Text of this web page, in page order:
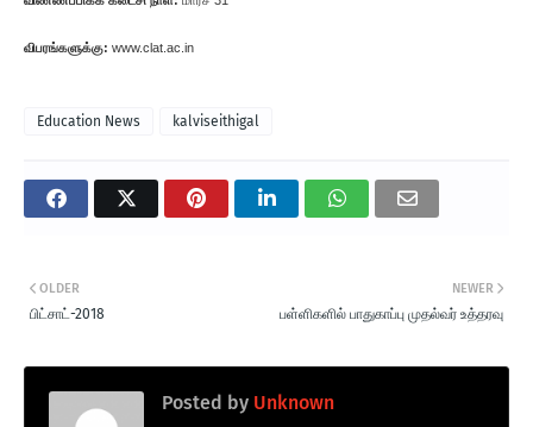
விபரங்களுக்கு: www.clat.ac.in
Education News kalviseithigal
NEWER
பள்ளிகளில் பாதுகாப்பு முதல்வர் உத்தரவு
OLDER
பிட்சாட்-2018
Posted by Unknown